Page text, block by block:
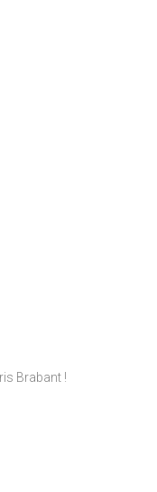
Brabant !